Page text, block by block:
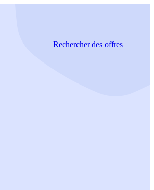
Rechercherdes offres